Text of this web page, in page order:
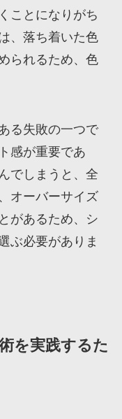
ことになりがち
、落ち着いた色
られるため、色
る失敗の一つで
感が重要であ
でしまうと、全
オーバーサイズ
があるため、シ
ぶ必要がありま
を実践するた